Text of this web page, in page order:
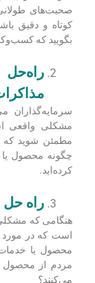
به عنوان
برای جذب
طرح شما دقیقاً
آن را
سرمایه‌گذاران
صحبت‌های
کوتاه و دقیق
بگویید که
سرمایه‌گذاران
مشکلی واقعی
مطمئن شوید
چگونه محصول
کرده‌اید.